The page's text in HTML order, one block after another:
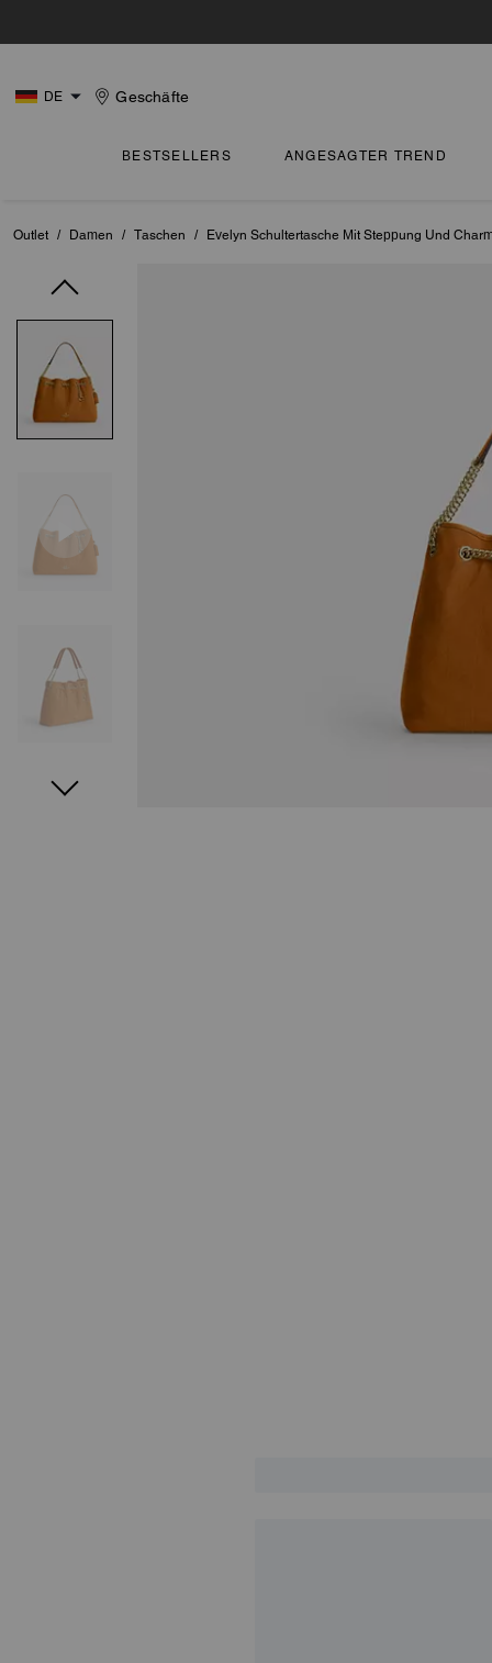
DE Geschäfte
BESTSELLERS ANGESAGTER TREND
Outlet / Damen / Taschen / Evelyn Schultertasche Mit Steppung Und